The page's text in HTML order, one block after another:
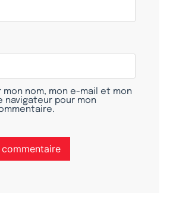
mon nom, mon e-mail et mon
navigateur pour mon